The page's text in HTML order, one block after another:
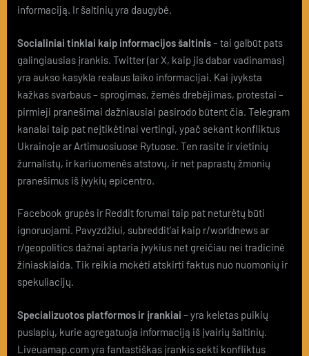
informaciją. Ir šaltinių yra daugybė.
Socialiniai tinklai kaip informacijos šaltinis– tai galbūt pats
galingiausias įrankis. Twitter (ar X, kaip jis dabar vadinamas)
yra aukso kasykla realaus laiko informacijai. Kai įvyksta
kažkas svarbaus – sprogimas, žemės drebėjimas, protestai –
pirmieji pranešimai dažniausiai pasirodo būtent čia. Telegram
kanalai taip pat neįtikėtinai vertingi, ypač sekant konfliktus
Ukrainoje ar Artimuosiuose Rytuose. Ten rasite ir vietinių
žurnalistų, ir kariuomenės atstovų, ir net paprastų žmonių
pranešimus iš įvykių epicentro.
Facebook grupės ir Reddit forumai taip pat neturėtų būti
ignoruojami. Pavyzdžiui, subreddit’ai kaip r/worldnews ar
r/geopolitics dažnai aptaria įvykius net greičiau nei tradicinė
žiniasklaida. Tik reikia mokėti atskirti faktus nuo nuomonių ir
spekuliacijų.
Specializuotos platformos ir įrankiai – yra keletas puikių
puslapių, kurie agregatuoja informaciją iš įvairių šaltinių.
Liveuamap.com yra fantastiškas įrankis sekti konfliktus